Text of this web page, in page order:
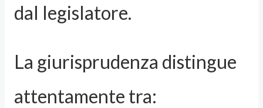
dal legislatore.
La giurisprudenza distingue
attentamente tra: